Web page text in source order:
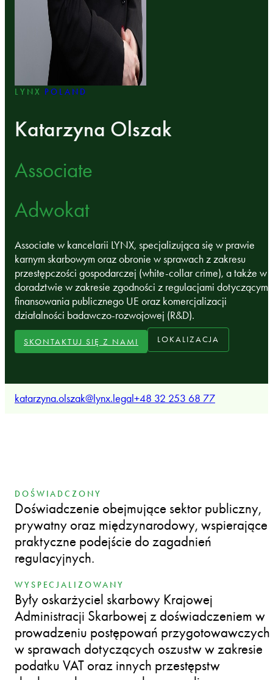
LYNX POLAND
Katarzyna Olszak
Associate
Adwokat
Associate w kancelarii LYNX, specjalizująca się w prawie
karnym skarbowym oraz obronie w sprawach z zakresu
przestępczości gospodarczej (white‑collar crime), a także w
doradztwie w zakresie zgodności z regulacjami dotyczącymi
finansowania publicznego UE oraz komercjalizacji
działalności badawczo‑rozwojowej (R&D).
SKONTAKTUJ SIĘ Z NAMI LOKALIZACJA
katarzyna.olszak@lynx.legal+48 32 253 68 77
DOŚWIADCZONY
Doświadczenie obejmujące sektor publiczny,
prywatny oraz międzynarodowy, wspierające
praktyczne podejście do zagadnień
regulacyjnych.
WYSPECJALIZOWANY
Były oskarżyciel skarbowy Krajowej
Administracji Skarbowej z doświadczeniem w
prowadzeniu postępowań przygotowawczych
w sprawach dotyczących oszustw w zakresie
podatku VAT oraz innych przestępstw